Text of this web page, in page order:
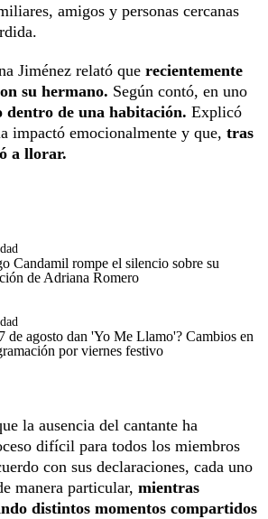
amigos y personas cercanas
Jiménez relató que recientemente
su hermano. Según contó, en uno
dentro de una habitación. Explicó
impactó emocionalmente y que, tras
a llorar.
Candamil rompe el silencio sobre su
de Adriana Romero
de agosto dan 'Yo Me Llamo'? Cambios en
por viernes festivo
la ausencia del cantante ha
difícil para todos los miembros
con sus declaraciones, cada uno
manera particular, mientras
distintos momentos compartidos